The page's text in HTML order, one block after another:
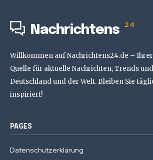
Nachrichtens 24
Willkommen auf Nachrichtens24.de –
Quelle für aktuelle Nachrichten, Trends
Deutschland und der Welt. Bleiben Sie
inspiriert!
PAGES
Datenschutzerklärung